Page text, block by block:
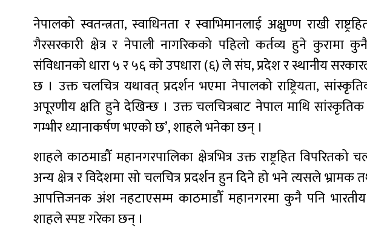
नेपालको स्वतन्त्रता, स्वाधिनता र स्वाभिमानलाई अक्षुण्ण राखी
गैरसरकारी क्षेत्र र नेपाली नागरिकको पहिलो कर्तव्य हुने
संविधानको धारा ५ र ५६ को उपधारा (६) ले संघ, प्रदेश र स्थानीय
छ । उक्त चलचित्र यथावत् प्रदर्शन भएमा नेपालको राष्ट्रियता,
अपूरणीय क्षति हुने देखिन्छ । उक्त चलचित्रबाट नेपाल माथि
गम्भीर ध्यानाकर्षण भएको छ’, शाहले भनेका छन् ।
शाहले काठमाडौँ महानगरपालिका क्षेत्रभित्र उक्त राष्ट्रहित विपरितको
अन्य क्षेत्र र विदेशमा सो चलचित्र प्रदर्शन हुन दिने हो भने त्यसले
आपत्तिजनक अंश नहटाएसम्म काठमाडौँ महानगरमा कुनै पनि भारतीय
शाहले स्पष्ट गरेका छन् ।